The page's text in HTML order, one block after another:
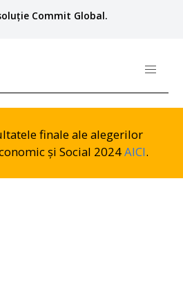
Commit Global.
finale ale alegerilor
și Social 2024AICI.